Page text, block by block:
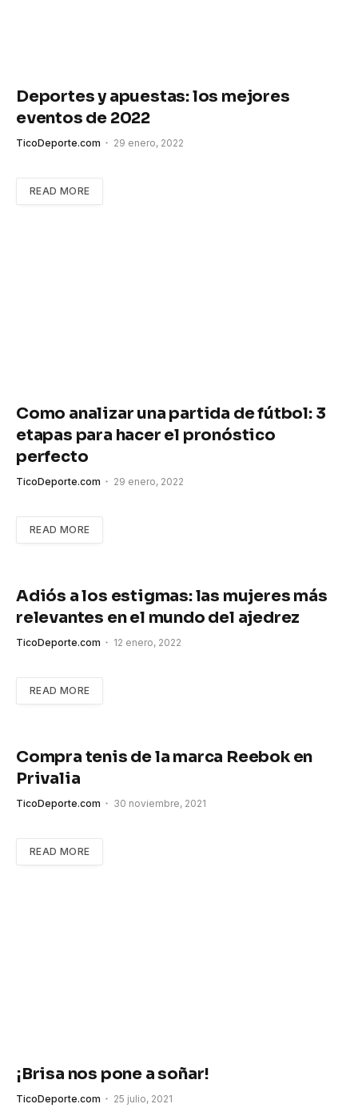
Deportes y apuestas: los mejores
eventos de 2022
TicoDeporte.com 29 enero, 2022
READ MORE
Como analizar una partida de fútbol: 3
etapas para hacer el pronóstico
perfecto
TicoDeporte.com 29 enero, 2022
READ MORE
Adiós a los estigmas: las mujeres más
relevantes en el mundo del ajedrez
TicoDeporte.com 12 enero, 2022
READ MORE
Compra tenis de la marca Reebok en
Privalia
TicoDeporte.com 30 noviembre, 2021
READ MORE
¡Brisa nos pone a soñar!
TicoDeporte.com 25 julio, 2021